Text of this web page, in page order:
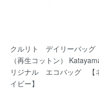
クルリト デイリーバッグ
（再生コットン）
リジナル エコバッグ 【
イビー】